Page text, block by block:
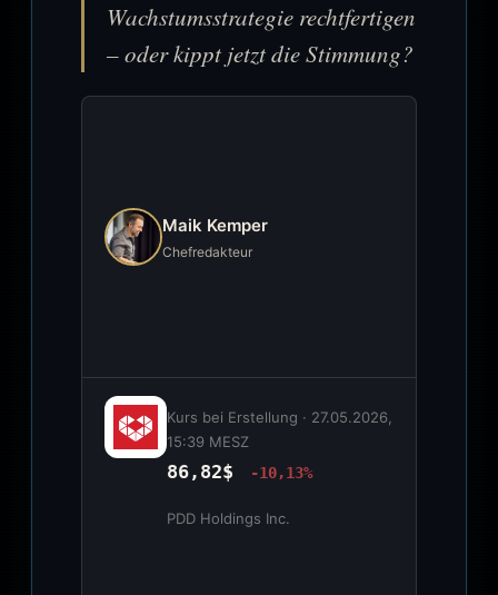
Wachstumsstrategie rechtfertigen
– oder kippt jetzt die Stimmung?
Maik Kemper
Chefredakteur
Kurs bei Erstellung · 27.05.2026,
15:39 MESZ
86,82$ -10,13%
PDD Holdings Inc.